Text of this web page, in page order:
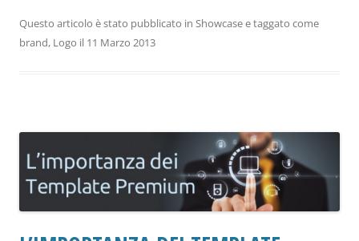
Questo articolo è stato pubblicato in Showcasee taggato come
brand, Logo il 11 Marzo 2013